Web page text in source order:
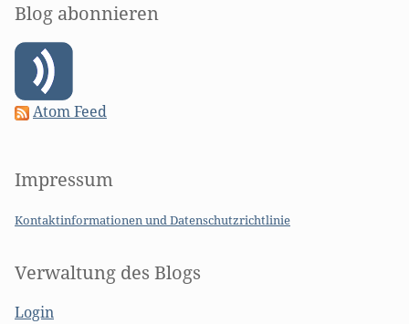
Blog abonnieren
Atom Feed
Impressum
Kontaktinformationen und Datenschutzrichtlinie
Verwaltung des Blogs
Login